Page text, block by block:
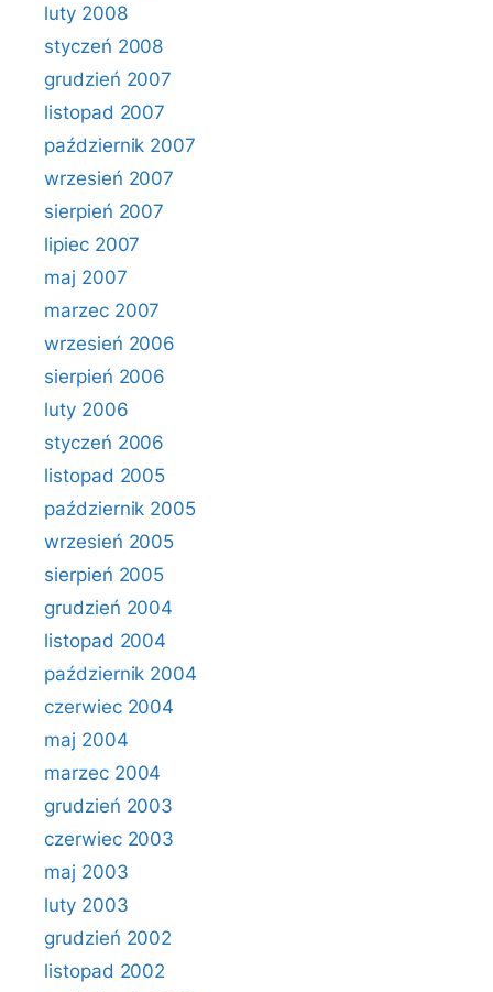
luty 2008
styczeń 2008
grudzień 2007
listopad 2007
październik 2007
wrzesień 2007
sierpień 2007
lipiec 2007
maj 2007
marzec 2007
wrzesień 2006
sierpień 2006
luty 2006
styczeń 2006
listopad 2005
październik 2005
wrzesień 2005
sierpień 2005
grudzień 2004
listopad 2004
październik 2004
czerwiec 2004
maj 2004
marzec 2004
grudzień 2003
czerwiec 2003
maj 2003
luty 2003
grudzień 2002
listopad 2002